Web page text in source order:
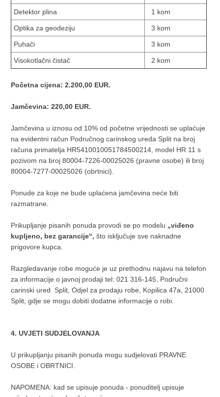
Detektor plina 1 kom
Optika za geodeziju 3 kom
Puhači 3 kom
Visokotlačni čistač 2 kom
Početna cijena: 2.200,00 EUR.
Jamčevina: 220,00 EUR.
Jamčevina u iznosu od 10% od početne vrijednosti se uplaćuje
na evidentni račun Područnog carinskog ureda Split na broj
računa primatelja HR5410010051784500214, model HR 11 s
pozivom na broj 80004-7226-00025026 (pravne osobe) ili broj
80004-7277-00025026 (obrtnici).
Ponude za koje ne bude uplaćena jamčevina neće biti
razmatrane.
Prikupljanje pisanih ponuda provodi se po modelu „viđeno
kupljeno, bez garancije“,što isključuje sve naknadne
prigovore kupca.
Razgledavanje robe moguće je uz prethodnu najavu na telefon
za informacije o javnoj prodaji tel: 021 316-145, Područni
carinski ured Split, Odjel za prodaju robe, Kopilica 47a, 21000
Split, gdje se mogu dobiti dodatne informacije o robi.
4. UVJETI SUDJELOVANJA
U prikupljanju pisanih ponuda mogu sudjelovati PRAVNE
OSOBE i OBRTNICI.
NAPOMENA: kad se upisuje ponuda - ponuditelj upisuje